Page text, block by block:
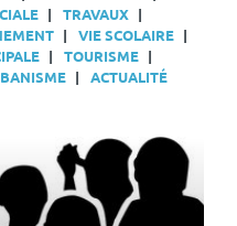
TRAVAUX
VIE SCOLAIRE
TOURISME
ACTUALITÉ